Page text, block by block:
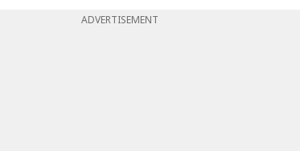
ADVERTISEMENT